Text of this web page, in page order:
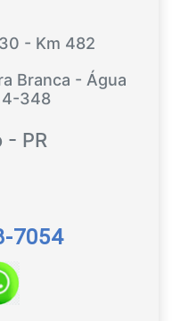
- Km 482
Branca - Água
348
- PR
7054